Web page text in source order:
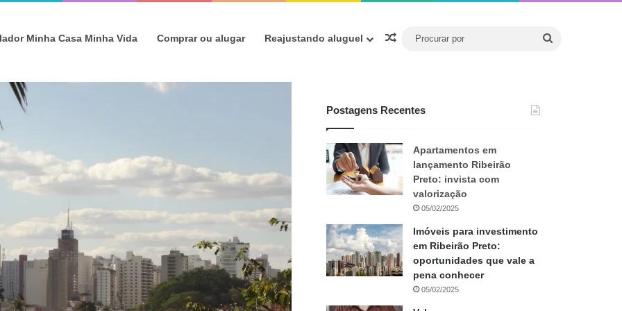
Minha Casa Minha Vida Comprar ou alugar Reajustando aluguel Artigo aleatório
Postagens Recentes
Apartamentos em
lançamento Ribeirão
Preto: invista com
valorização
05/02/2025
Imóveis para investimento
em Ribeirão Preto:
oportunidades que vale a
pena conhecer
05/02/2025